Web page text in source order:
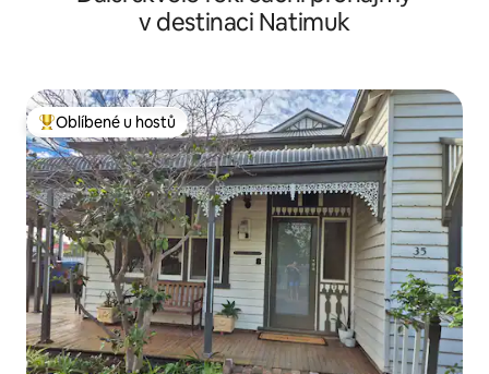
v destinaci Natimuk
Nejlepší v kategorii Oblíbené u hostů
Oblíbené u hostů